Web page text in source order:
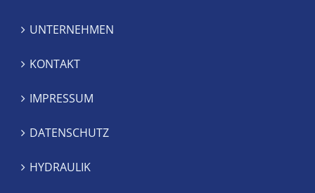
UNTERNEHMEN
KONTAKT
IMPRESSUM
DATENSCHUTZ
HYDRAULIK